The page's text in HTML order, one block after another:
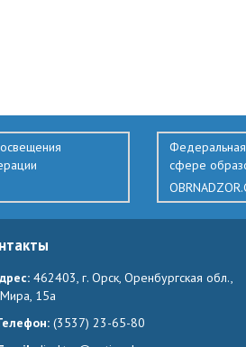
сфере
462403, г. Орск, Оренбургская обл.,
15а
(3537) 23-65-80